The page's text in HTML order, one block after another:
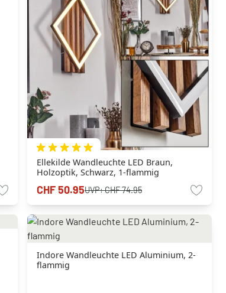
Ellekilde Wandleuchte LED Braun,
Holzoptik, Schwarz, 1-flammig
CHF 50.95UVP:CHF 74.95
Indore Wandleuchte LED Aluminium, 2-
flammig